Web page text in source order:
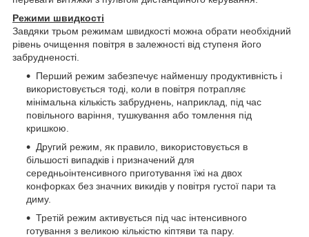
Режими швидкості
Завдяки трьом режимам швидкості можна обрати необхідний
рівень очищення повітря в залежності від ступеня його
забрудненості.
Перший режим забезпечує найменшу продуктивність і
використовується тоді, коли в повітря потрапляє
мінімальна кількість забруднень, наприклад, під час
повільного варіння, тушкування або томлення під
кришкою.
Другий режим, як правило, використовується в
більшості випадків і призначений для
середньоінтенсивного приготування їжі на двох
конфорках без значних викидів у повітря густої пари та
диму.
Третій режим активується під час інтенсивного
готування з великою кількістю кіптяви та пару.